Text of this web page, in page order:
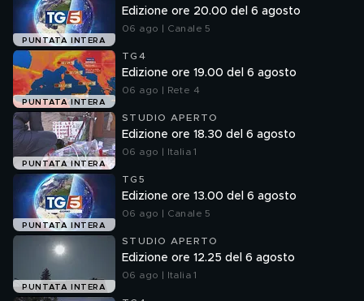
PUNTATA INTERA
Edizione ore 20.00 del 6 agosto
06 ago | Canale 5
PUNTATA INTERA
TG4
Edizione ore 19.00 del 6 agosto
06 ago | Rete 4
PUNTATA INTERA
STUDIO APERTO
Edizione ore 18.30 del 6 agosto
06 ago | Italia 1
PUNTATA INTERA
TG5
Edizione ore 13.00 del 6 agosto
06 ago | Canale 5
PUNTATA INTERA
STUDIO APERTO
Edizione ore 12.25 del 6 agosto
06 ago | Italia 1